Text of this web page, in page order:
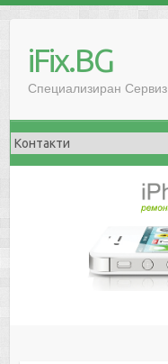
iFix.BG
Специализиран Сервиз